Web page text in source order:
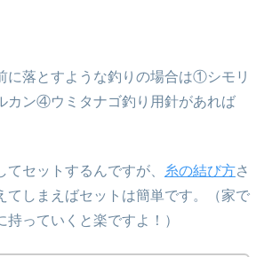
に落とすような釣りの場合は①シモリ
ン④ウミタナゴ釣り用針があれば
セットするんですが、 糸の結び方さ
てしまえばセットは簡単です。（家で
持っていくと楽ですよ！）